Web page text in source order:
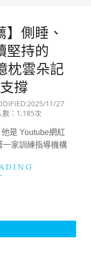
】側睡、
堅持的
枕雲朵記
撐
2025/11/27
數：1,185次
是 Youtube網紅
一家訓練指導機構